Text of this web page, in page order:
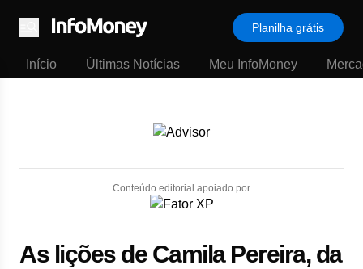
Menu
Planilha grátis
Início Últimas Notícias Meu InfoMoney
Conteúdo editorial apoiado por
As lições de Camila Pereira, da